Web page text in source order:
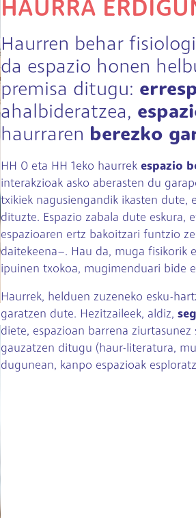
HAURRA
Haurren behar
da espazio honen
premisa ditugu:
ahalbideratzea,
haurraren berezko
HH 0 eta HH 1eko haurrek espazio
interakzioak asko aberasten du
txikiek nagusiengandik ikasten dute,
dituzte. Espazio zabala dute eskura,
espazioaren ertz bakoitzari funtzio
daitekeena–. Hau da, muga fisikorik
ipuinen txokoa, mugimenduari bide
Haurrek, helduen zuzeneko esku-
garatzen dute. Hezitzaileek, aldiz,
diete, espazioan barrena
gauzatzen ditugu (haur-literatura,
dugunean, kanpo espazioak